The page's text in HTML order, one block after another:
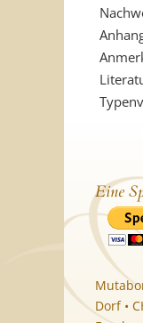
Eine
Dorf •